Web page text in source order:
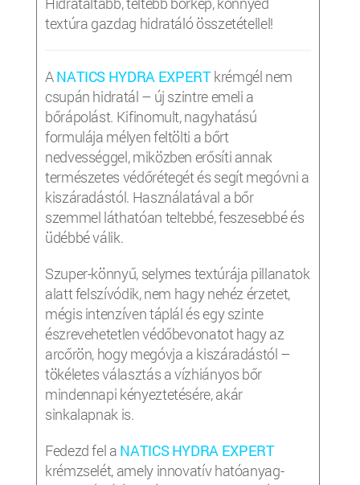
textúra gazdag hidratáló összetétellel!
ANATICS HYDRA EXPERTkrémgél nem
csupán hidratál – új szintre emeli a
bőrápolást. Kifinomult, nagyhatású
formulája mélyen feltölti a bőrt
nedvességgel, miközben erősíti annak
természetes védőrétegét és segít megóvni a
kiszáradástól. Használatával a bőr
szemmel láthatóan teltebbé, feszesebbé és
üdébbé válik.
Szuper-könnyű, selymes textúrája pillanatok
alatt felszívódik, nem hagy nehéz érzetet,
mégis intenzíven táplál és egy szinte
észrevehetetlen védőbevonatot hagy az
arcőrön, hogy megóvja a kiszáradástól –
tökéletes választás a vízhiányos bőr
mindennapi kényeztetésére, akár
sinkalapnak is.
Fedezd fel a NATICS HYDRA EXPERT
krémzselét, amely innovatív hatóanyag-